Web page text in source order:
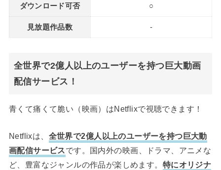
ダウンロード可否 ○
見放題作品数 -
全世界で2億人以上のユーザーを持つ巨大動画
配信サービス！
青くて痛くて脆い（映画）はNetflixで視聴できます！
Netflixは、 全世界で2億人以上のユーザーを持つ巨大動
画配信サービスです。国内外の映画、ドラマ、アニメな
ど、豊富なジャンルの作品が楽しめます。 特にオリジナ